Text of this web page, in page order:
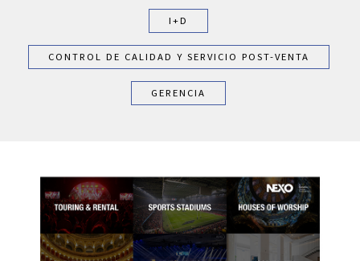
I+D
CONTROL DE CALIDAD Y SERVICIO POST-VENTA
GERENCIA